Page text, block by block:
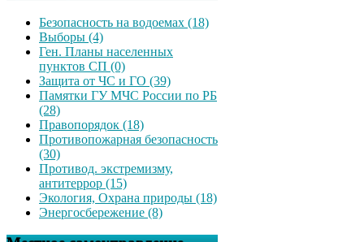
Безопасность на водоемах (18)
Выборы (4)
Ген. Планы населенных
пунктов СП (0)
Защита от ЧС и ГО (39)
Памятки ГУ МЧС России по РБ
(28)
Правопорядок (18)
Противопожарная безопасность
(30)
Противод. экстремизму,
антитеррор (15)
Экология, Охрана природы (18)
Энергосбережение (8)